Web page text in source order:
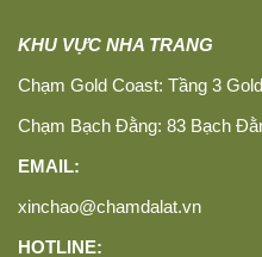
KHU VỰC NHA TRANG
Chạm Gold Coast: Tầng 3
Chạm Bạch Đằng: 83 Bạch
EMAIL:
xinchao@chamdalat.vn
HOTLINE: